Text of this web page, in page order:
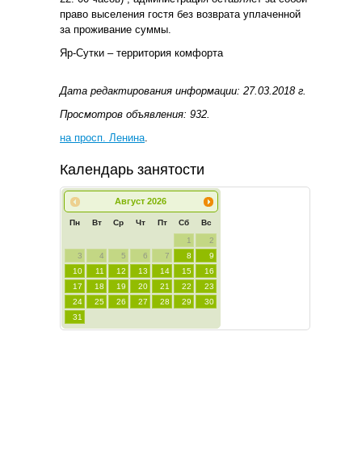
право выселения гостя без возврата уплаченной
за проживание суммы.
Яр-Сутки – территория комфорта
Дата редактирования информации: 27.03.2018 г.
Просмотров объявления: 932.
на просп. Ленина
Календарь занятости
Август 2026
Пн Вт Ср Чт Пт Сб Вс
1
2
3
4 5 6 7 8
9
10
11 12 13 14 15
16
17
18 19 20 21 22
23
24
25 26 27 28 29
30
31